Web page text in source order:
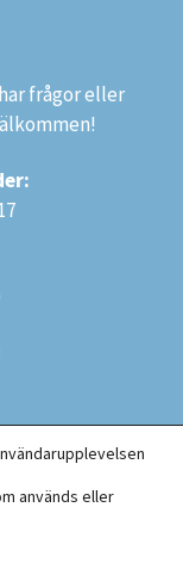
frågor eller
reserverade.
används eller